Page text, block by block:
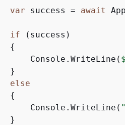
var success = await
if (success)
{
Console.WriteLine(
}
else
{
Console.WriteLine(
}